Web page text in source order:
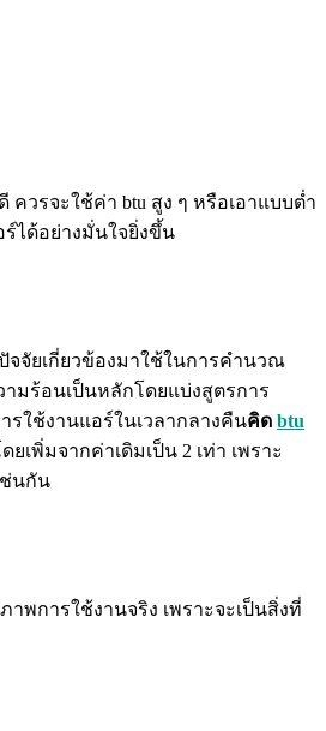
ควรจะใช้ค่า btu สูง ๆ หรือเอาแบบต่ำ
ได้อย่างมั่นใจยิ่งขึ้น
จัยเกี่ยวข้องมาใช้ในการคำนวณ
ามร้อนเป็นหลักโดยแบ่งสูตรการ
ใช้งานแอร์ในเวลากลางคืนคิด btu
พิ่มจากค่าเดิมเป็น 2 เท่า เพราะ
ช่นกัน
พการใช้งานจริง เพราะจะเป็นสิ่งที่